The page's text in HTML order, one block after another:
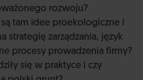
rozwoju?
tam idee proekologiczne i
strategię zarządzania, język
procesy prowadzenia firmy?
się w praktyce i czy